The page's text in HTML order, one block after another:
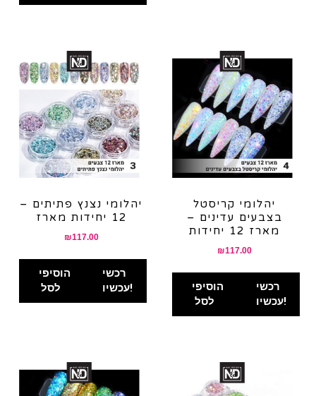
יהלומי נצנץ פתיתים –
12 יחידות מארז
₪117.00
הוסיפי
לסל
רכשי
עכשיו!
יהלומי קריסטל
בצבעים עדינים –
מארז 12 יחידות
₪117.00
הוסיפי
לסל
רכשי
עכשיו!